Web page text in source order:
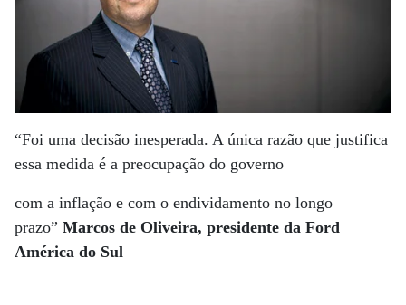
“Foi uma decisão inesperada. A única razão que justifica
essa medida é a preocupação do governo
com a inflação e com o endividamento no longo
prazo” Marcos de Oliveira, presidente da Ford
América do Sul